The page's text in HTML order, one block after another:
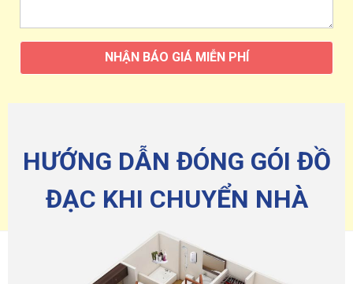
NHẬN BÁO GIÁ MIỄN PHÍ
HƯỚNG DẪN ĐÓNG GÓI ĐỒ
ĐẠC KHI CHUYỂN NHÀ